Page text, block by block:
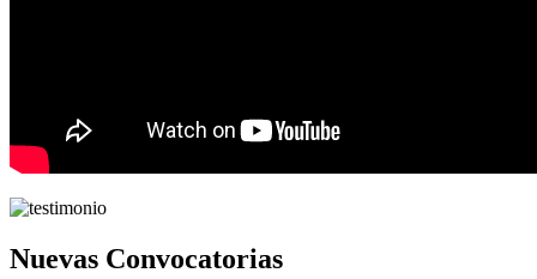
Nuevas Convocatorias